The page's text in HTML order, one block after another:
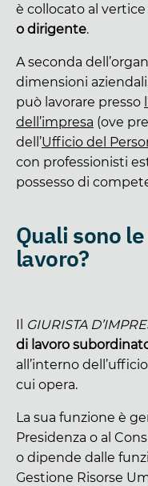
è collocato al
o dirigente.
A seconda
dimensioni aziendali,
può lavorare presso
dell’impresa (ove
dell’Ufficio del
con professionisti
possesso di
Quali sono
lavoro?
Il GIURISTA
di lavoro
all’interno
cui opera.
La sua funzione è
Presidenza o al
o dipende dalle
Gestione Risorse